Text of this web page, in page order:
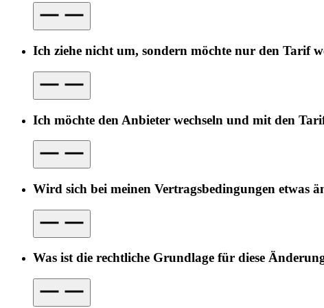
Ich ziehe nicht um, sondern möchte nur den Tarif
Ich möchte den Anbieter wechseln und mit den
Wird sich bei meinen Vertragsbedingungen etwas
Was ist die rechtliche Grundlage für diese